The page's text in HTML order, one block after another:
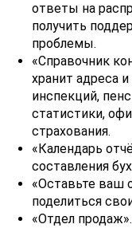
ответы на
получить
проблемы.
«Справочник
хранит адреса
инспекций,
статистики,
страхования.
«Календарь
составления
«Оставьте ваш
поделиться
«Отдел